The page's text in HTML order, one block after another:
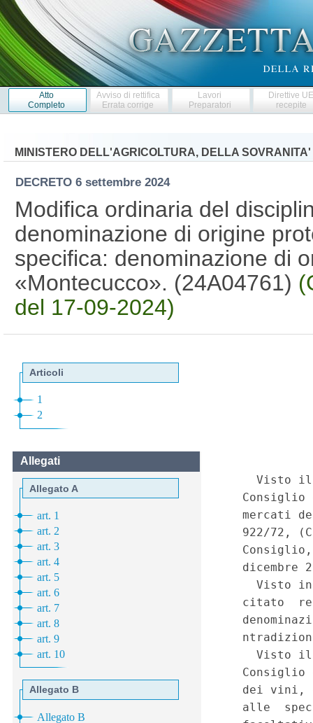
Atto
Completo
Avviso di rettifica
Errata corrige
Lavori
Preparatori
Direttive
recepite
MINISTERO DELL'AGRICOLTURA, DELLA
DECRETO 6 settembre 2024
Modifica ordinaria del
denominazione di origine
specifica: denominazione di
«Montecucco». (24A04761)
del 17-09-2024)